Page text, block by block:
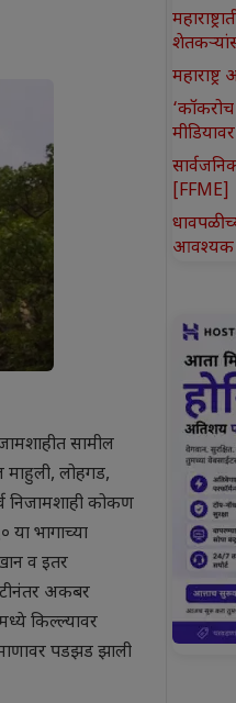
सामील
माहुली, लोहगड,
निजामशाही कोकण
भागाच्या
व इतर
अकबर
किल्ल्यावर
पडझड झाली
[FFME]